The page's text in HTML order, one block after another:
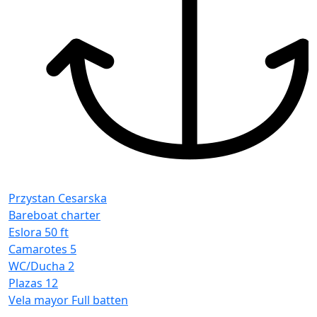
Przystan Cesarska
Bareboat charter
Eslora 50 ft
Camarotes 5
WC/Ducha 2
Plazas 12
Vela mayor Full batten